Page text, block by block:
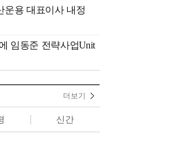
운용 대표이사 내정
임동준 전략사업Unit
더보기
신간